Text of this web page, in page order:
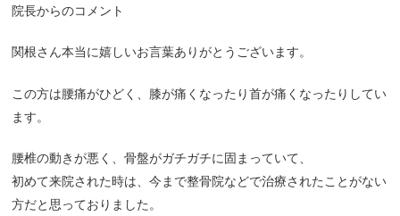
院長からのコメント
関根さん本当に嬉しいお言葉ありがとうございます。
この方は腰痛がひどく、膝が痛くなったり首が痛くなったりしてい
ます。
腰椎の動きが悪く、骨盤がガチガチに固まっていて、
初めて来院された時は、今まで整骨院などで治療されたことがない
方だと思っておりました。